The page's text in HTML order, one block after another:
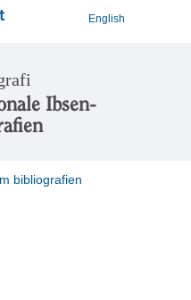
English
Ibsen-
bibliografien